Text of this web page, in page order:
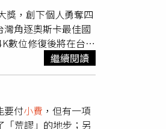
風險管理及避免法
會允許16歲以上、未
享，「真的很多這
點壽司就走了，對
一組客人點了一份
鮪魚腹這類高級海
、「有次住君品飯
本館吃下午茶，我
來只倒了一杯咖
說就是他覺得這裡
獎，創下個人勇奪四
角逐奧斯卡最佳國
數位修復後將在台灣
。《外賣》誕生於
無證件的中國移民
的高額債務。透過
夢背後殘酷而真實
他表示，自己與鄒
繼續閱讀
要付小費 ，但有一項
「荒謬」的地步；另